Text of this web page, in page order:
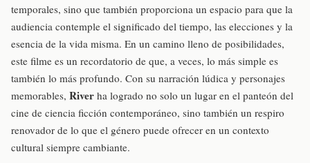
temporales, sino que también proporciona un espacio para que la
audiencia contemple el significado del tiempo, las elecciones y la
esencia de la vida misma. En un camino lleno de posibilidades,
este filme es un recordatorio de que, a veces, lo más simple es
también lo más profundo. Con su narración lúdica y personajes
memorables, River ha logrado no solo un lugar en el panteón del
cine de ciencia ficción contemporáneo, sino también un respiro
renovador de lo que el género puede ofrecer en un contexto
cultural siempre cambiante.